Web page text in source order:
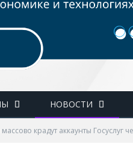
НОВОСТИ
крадут аккаунты Госуслуг